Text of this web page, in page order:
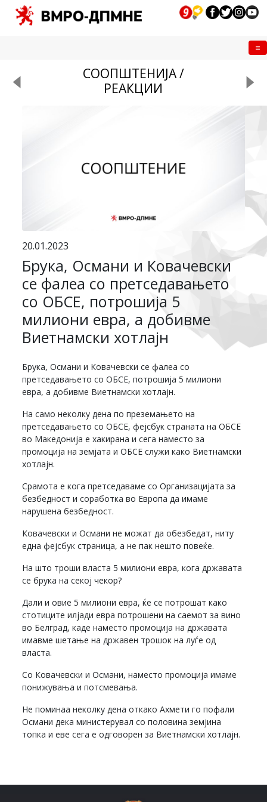
СООПШТЕНИЈА /
РЕАКЦИИ
20.01.2023
Брука, Османи и Ковачевски
се фалеа со претседавањето
со ОБСЕ, потрошија 5
милиони евра, а добивме
Виетнамски хотлајн
Брука, Османи и Ковачевски се фалеа со
претседавањето со ОБСЕ, потрошија 5 милиони
евра, а добивме Виетнамски хотлајн.
На само неколку дена по преземањето на
претседавањето со ОБСЕ, фејсбук страната на ОБСЕ
во Македонија е хакирана и сега наместо за
промоција на земјата и ОБСЕ служи како Виетнамски
хотлајн.
Срамота е кога претседаваме со Организацијата за
безбедност и соработка во Европа да имаме
нарушена безбедност.
Ковачевски и Османи не можат да обезбедат, ниту
една фејсбук страница, а не пак нешто повеќе.
На што троши власта 5 милиони евра, кога државата
се брука на секој чекор?
Дали и овие 5 милиони евра, ќе се потрошат како
стотиците илјади евра потрошени на саемот за вино
во Белград, каде наместо промоција на државата
имавме шетање на државен трошок на луѓе од
власта.
Со Ковачевски и Османи, наместо промоција имаме
понижувања и потсмевања.
Не поминаа неколку дена откако Ахмети го пофали
Османи дека министерувал со половина земјина
топка и еве сега е одговорен за Виетнамски хотлајн.